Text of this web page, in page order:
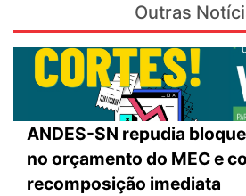
Outras
ANDES-SN repudia
no orçamento do MEC e
recomposição imediata